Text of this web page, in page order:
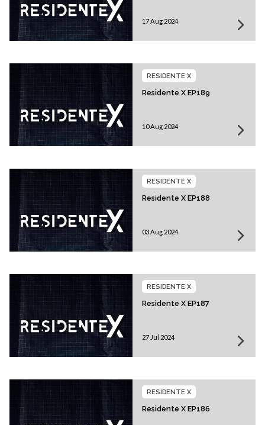
17 Aug 2024
Residente X EP189
RESIDENTE X
10 Aug 2024
Residente X EP188
RESIDENTE X
03 Aug 2024
Residente X EP187
RESIDENTE X
27 Jul 2024
Residente X EP186
RESIDENTE X